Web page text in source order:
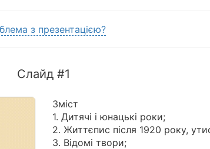
з презентацією?
Слайд #1
Зміст
1. Дитячі і юнацькі роки;
2. Життєпис після 1920 року,
3. Відомі твори;